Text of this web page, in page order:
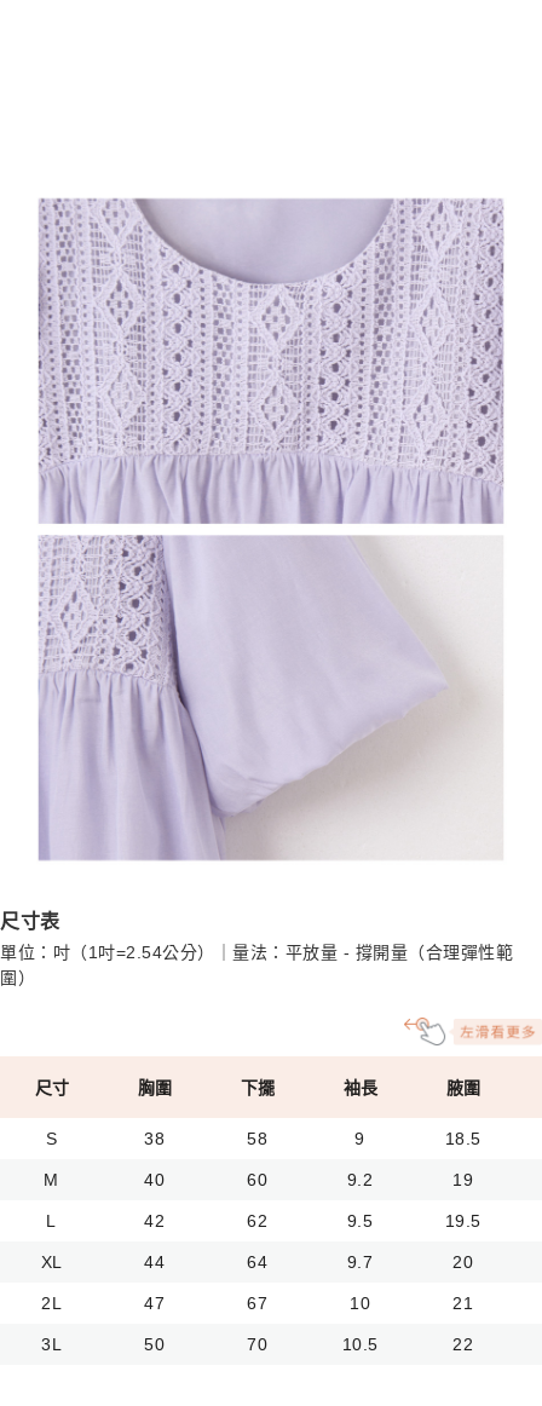
尺寸表
單位：吋（1吋=2.54公分）｜量法：平放量 - 撐開量（合理彈性範
圍）
尺寸 胸圍 下擺 袖長 腋圍
S 38 58 9 18.5
M 40 60 9.2 19
L 42 62 9.5 19.5
XL 44 64 9.7 20
2L 47 67 10 21
3L 50 70 10.5 22